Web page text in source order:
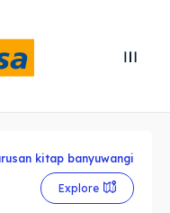
Cari
Cari
kitap banyuwangi
Explore